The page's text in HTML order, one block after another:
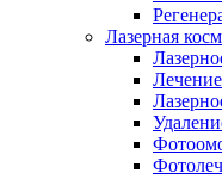
Лазерная